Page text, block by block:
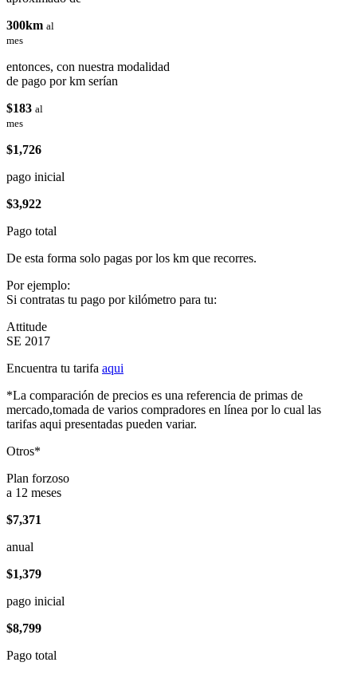
300km al
mes
entonces, con nuestra modalidad
de pago por km serían
$183 al
mes
$1,726
pago inicial
$3,922
Pago total
De esta forma solo pagas por los km que recorres.
Por ejemplo:
Si contratas tu pago por kilómetro para tu:
Attitude
SE 2017
Encuentra tu tarifa aqui
*La comparación de precios es una referencia de primas de
mercado,tomada de varios compradores en línea por lo cual las
tarifas aqui presentadas pueden variar.
Otros*
Plan forzoso
a 12 meses
$7,371
anual
$1,379
pago inicial
$8,799
Pago total